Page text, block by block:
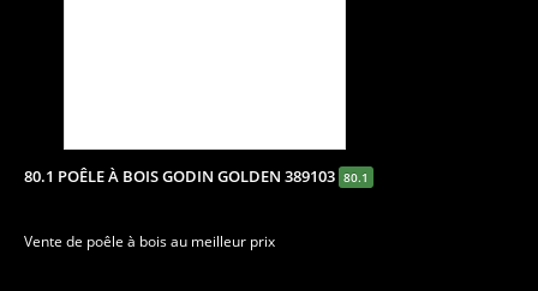
80.1 POÊLE À BOIS GODIN GOLDEN 389103 80.1
Vente de poêle à bois au meilleur prix